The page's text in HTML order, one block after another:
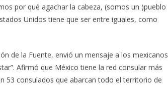
por qué agachar la cabeza, (somos un )pueblo
Unidos tiene que ser entre iguales, como
de la Fuente, envió un mensaje a los mexicanos
Afirmó que México tiene la red consular más
53 consulados que abarcan todo el territorio de